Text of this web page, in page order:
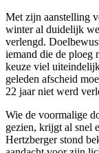
Met zijn aanstelling
winter al duidelijk
verlengd.
iemand die de ploeg
keuze viel
geleden afscheid
22 jaar niet werd
Wie de voormalige
gezien, krijgt al snel
Hertzberger stond